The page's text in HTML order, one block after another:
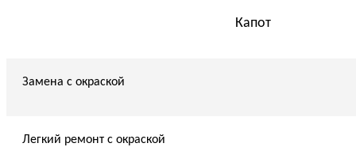
Капот
Замена с окраской
Легкий ремонт с окраской